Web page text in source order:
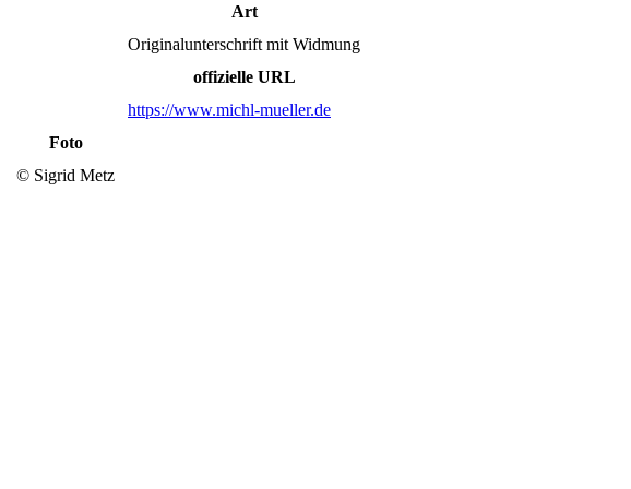
Art
Originalunterschrift mit Widmung
offizielle URL
https://www.michl-mueller.de
Foto
© Sigrid Metz